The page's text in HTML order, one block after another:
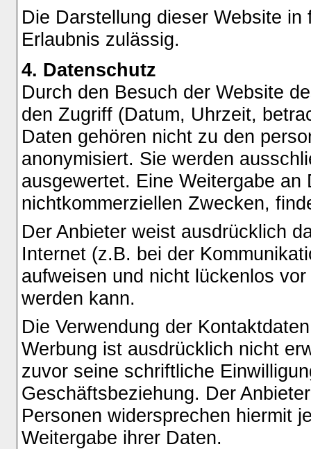
Die Darstellung dieser Website
Erlaubnis zulässig.
4. Datenschutz
Durch den Besuch der Website
den Zugriff (Datum, Uhrzeit,
Daten gehören nicht zu den
anonymisiert. Sie werden
ausgewertet. Eine Weitergabe
nichtkommerziellen Zwecken,
Der Anbieter weist ausdrücklich
Internet (z.B. bei der
aufweisen und nicht lückenlos
werden kann.
Die Verwendung der
Werbung ist ausdrücklich nicht
zuvor seine schriftliche
Geschäftsbeziehung. Der
Personen widersprechen hiermit
Weitergabe ihrer Daten.